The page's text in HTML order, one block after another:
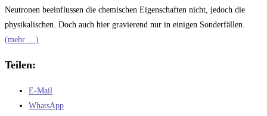
Neutronen beeinflussen die chemischen Eigenschaften nicht, jedoch die
physikalischen. Doch auch hier gravierend nur in einigen Sonderfällen.
(mehr …)
Teilen:
E-Mail
WhatsApp